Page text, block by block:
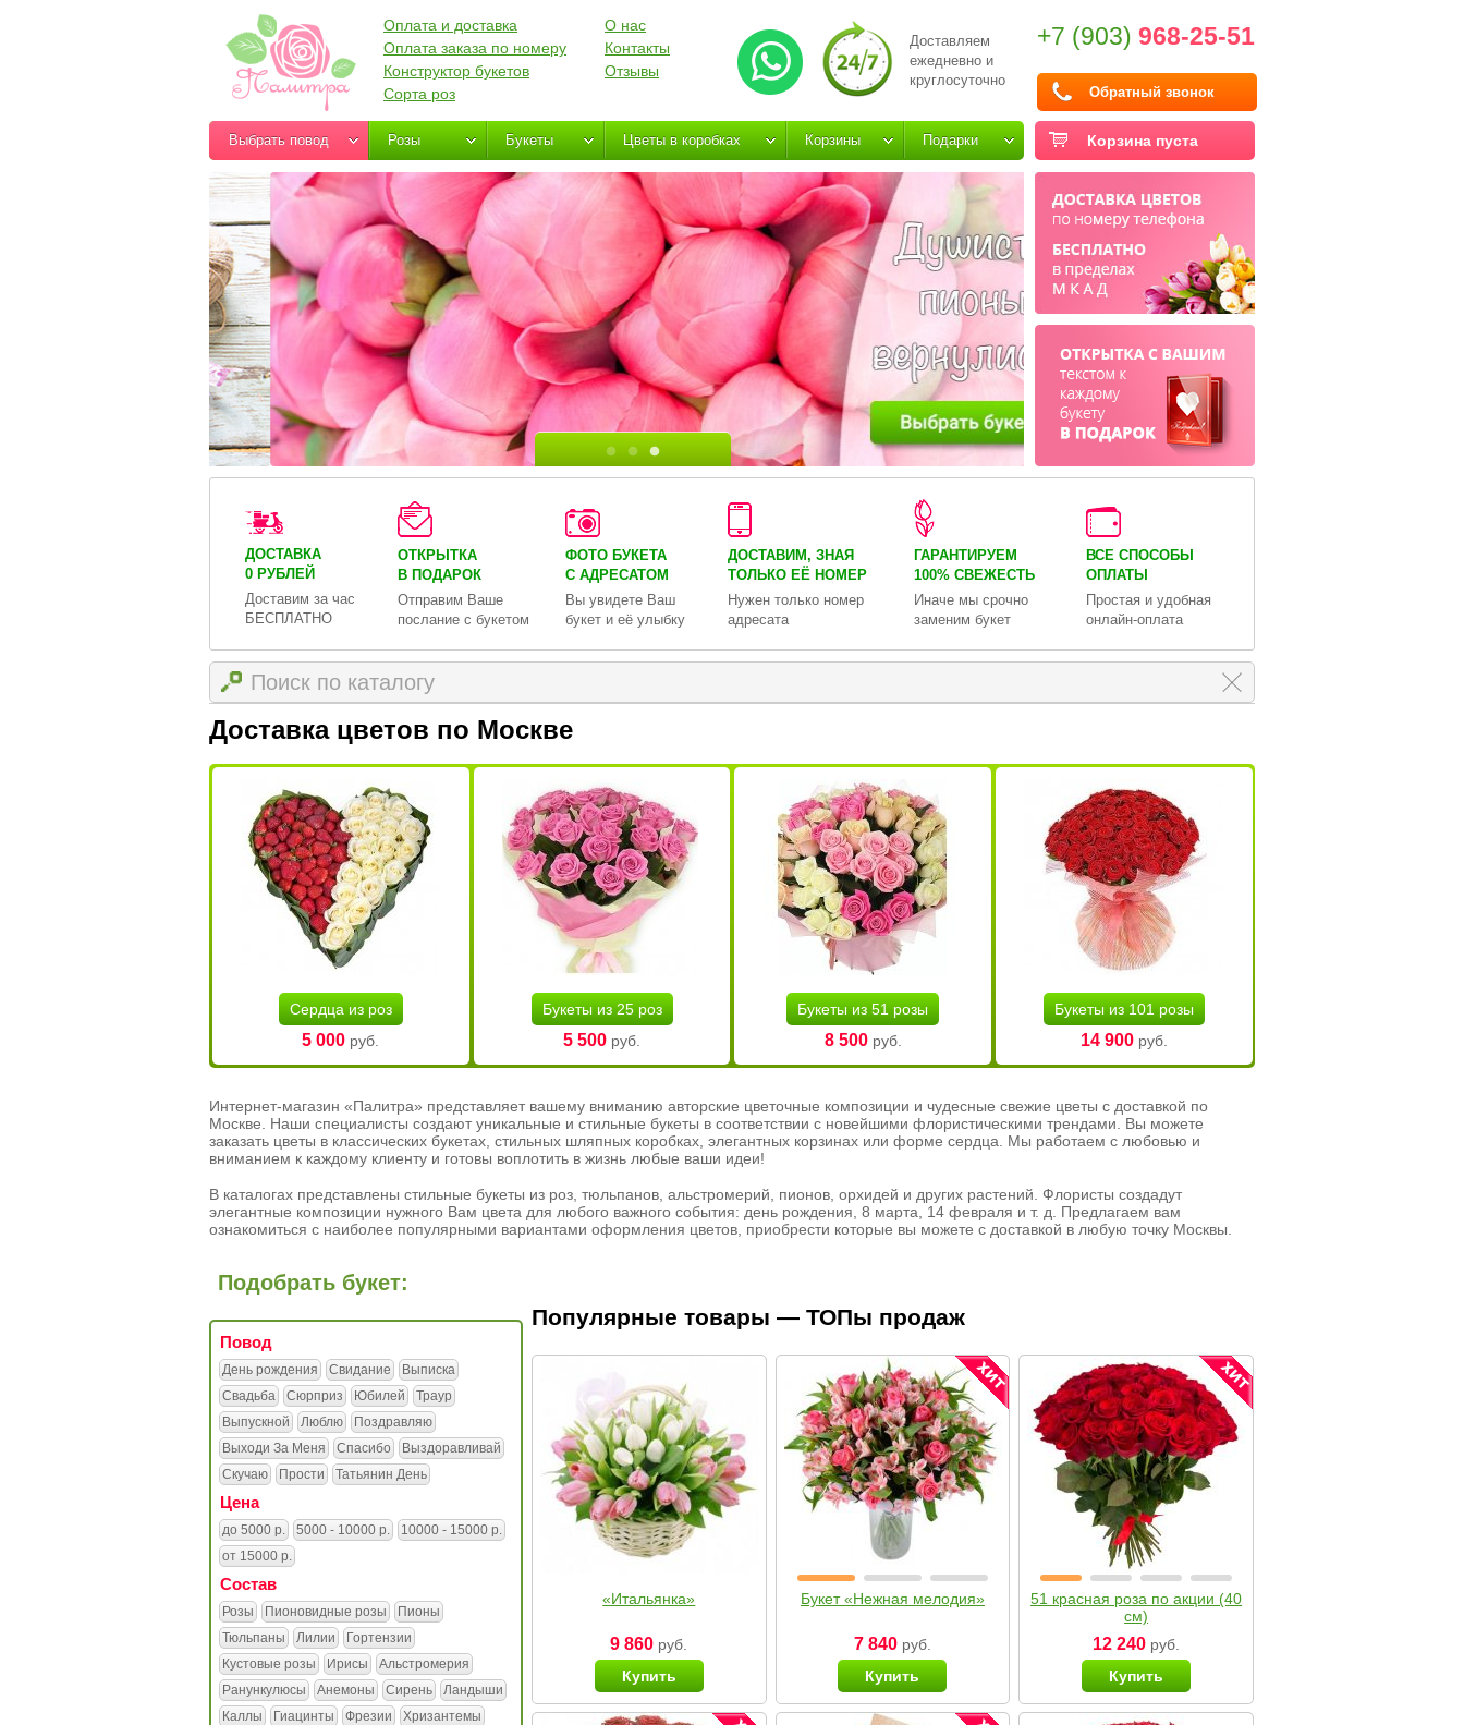
Доставляем
ежедневно и
круглосуточно
+7 (903) 968-25-51
Обратный звонок
Оплата и доставка
Оплата заказа по номеру
Конструктор букетов
Сорта роз
О нас
Контакты
Отзывы
Корзина пуста
Выбрать повод Розы Букеты Цветы в коробках Корзины Подарки
ДОСТАВКА
0 РУБЛЕЙ
Доставим за час
БЕСПЛАТНО
ОТКРЫТКА
В ПОДАРОК
Отправим Ваше
послание с букетом
ФОТО БУКЕТА
С АДРЕСАТОМ
Вы увидете Ваш
букет и её улыбку
ДОСТАВИМ, ЗНАЯ
ТОЛЬКО ЕЁ НОМЕР
Нужен только номер
адресата
ГАРАНТИРУЕМ
100% СВЕЖЕСТЬ
Иначе мы срочно
заменим букет
ВСЕ СПОСОБЫ
ОПЛАТЫ
Простая и удобная
онлайн-оплата
Доставка цветов по Москве
Сердца из роз
5 000 руб.
Букеты из 25 роз
5 500 руб.
Букеты из 51 розы
8 500руб.
Букеты из 101 розы
14 900руб.
Интернет-магазин «Палитра» представляет вашему вниманию авторские цветочные композиции и чудесные свежие цветы с доставкой по
Москве. Наши специалисты создают уникальные и стильные букеты в соответствии с новейшими флористическими трендами. Вы можете
заказать цветы в классических букетах, стильных шляпных коробках, элегантных корзинах или форме сердца. Мы работаем с любовью и
вниманием к каждому клиенту и готовы воплотить в жизнь любые ваши идеи!
В каталогах представлены стильные букеты из роз, тюльпанов, альстромерий, пионов, орхидей и других растений. Флористы создадут
элегантные композиции нужного Вам цвета для любого важного события: день рождения, 8 марта, 14 февраля и т. д. Предлагаем вам
ознакомиться с наиболее популярными вариантами оформления цветов, приобрести которые вы можете с доставкой в любую точку Москвы.
Подобрать букет:
Повод
День рождения Свидание
Выписка
Свадьба
Сюрприз Юбилей
Траур
Выпускной
Люблю
Поздравляю
Выходи За Меня
Спасибо
Выздоравливай
Скучаю
Прости Татьянин День
Цена
до 5000 р. 5000 - 10000 р.
10000 - 15000 р.
от 15000 р.
Состав
Розы Пионовидные розы
Пионы
Тюльпаны
Лилии
Гортензии
Кустовые розы
Ирисы
Альстромерия
Ранункулюсы
Анемоны Сирень
Ландыши
Каллы
Гиацинты Фрезии
Хризантемы
Популярные товары — ТОПы продаж
«Итальянка»
9 860 руб.
Купить
Букет «Нежная мелодия»
7 840руб.
Купить
51 красная роза по акции (40
см)
12 240 руб.
Купить